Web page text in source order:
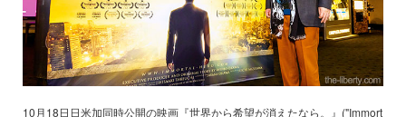
10月18日日米加同時公開の映画『世界から希望が消えたなら。』("Immort